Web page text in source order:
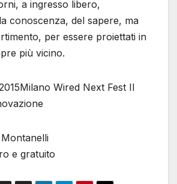
a ingresso libero,
conoscenza, del sapere, ma
per essere proiettati in
più vicino.
Wired Next Fest Il
e gratuito